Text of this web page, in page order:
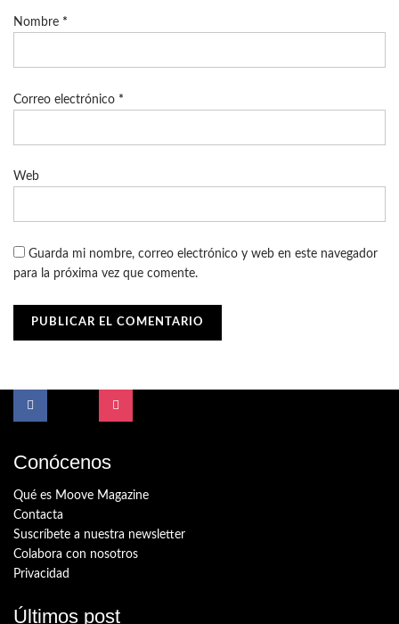
Nombre *
Correo electrónico *
Web
Guarda mi nombre, correo electrónico y web en este navegador
para la próxima vez que comente.
Conócenos
Qué es Moove Magazine
Contacta
Suscríbete a nuestra newsletter
Colabora con nosotros
Privacidad
Últimos post